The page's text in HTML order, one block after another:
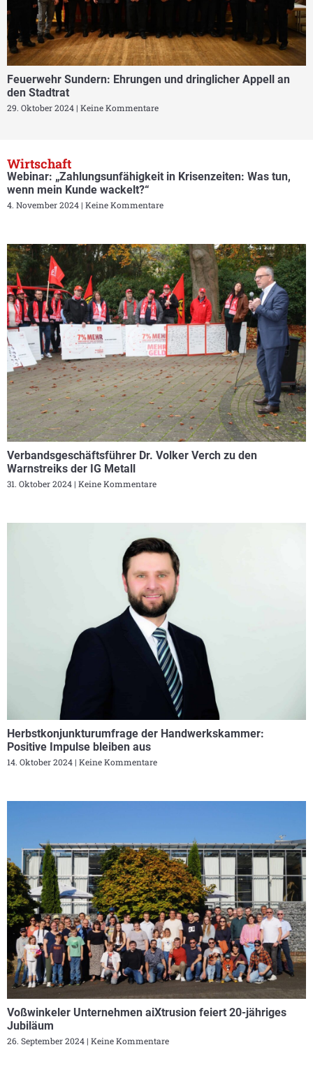
Feuerwehr Sundern: Ehrungen und dringlicher Appell an
den Stadtrat
29. Oktober 2024 Keine Kommentare
Wirtschaft
Webinar: „Zahlungsunfähigkeit in Krisenzeiten: Was tun,
wenn mein Kunde wackelt?“
4. November 2024 Keine Kommentare
Verbandsgeschäftsführer Dr. Volker Verch zu den
Warnstreiks der IG Metall
31. Oktober 2024 Keine Kommentare
Herbstkonjunkturumfrage der Handwerkskammer:
Positive Impulse bleiben aus
14. Oktober 2024 Keine Kommentare
Voßwinkeler Unternehmen aiXtrusion feiert 20-jähriges
Jubiläum
26. September 2024 Keine Kommentare